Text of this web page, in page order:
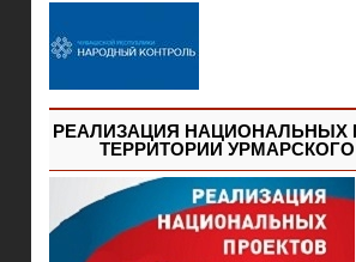
РЕАЛИЗАЦИЯ НАЦИОНАЛЬНЫХ
ТЕРРИТОРИИ